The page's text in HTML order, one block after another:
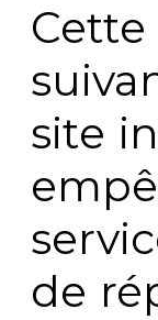
site
de